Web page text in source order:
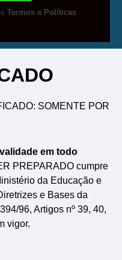
Termos e Políticas
SOMENTE POR
em todo
PREPARADO cumpre
da Educação e
e Bases da
96, Artigos nº 39, 40,
vigor.